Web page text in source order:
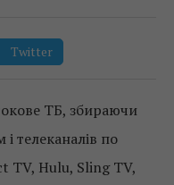
Twitter
ТБ, збираючи
телеканалів по
TV, Hulu, Sling TV,